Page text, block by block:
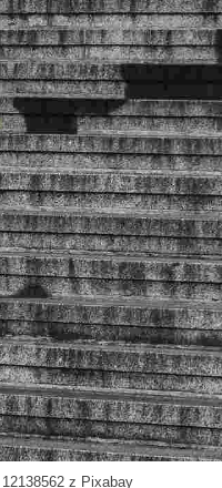
z Pixabay